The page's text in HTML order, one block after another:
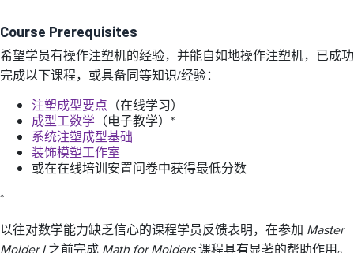
Course Prerequisites
希望学员有操作注塑机的经验，并能自如地操作注塑机，已成功
完成以下课程，或具备同等知识/经验：
注塑成型要点 （在线学习）
成型工数学 （电子教学）*
系统注塑成型基础
装饰模塑工作室
或在在线培训安置问卷中获得最低分数
*
以往对数学能力缺乏信心的课程学员反馈表明，在参加 Master
Molder I之前完成 Math for Molders课程具有显著的帮助作用。